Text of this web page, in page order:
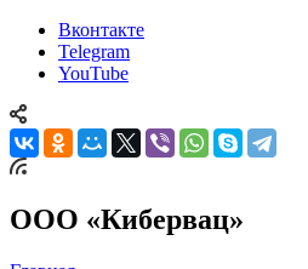
Вконтакте
Telegram
YouTube
ООО «Кибервац»